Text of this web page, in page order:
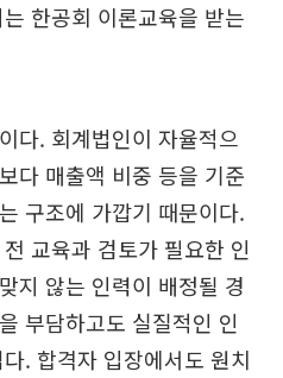
한공회 이론교육을 받는
다. 회계법인이 자율적으
다 매출액 비중 등을 기준
구조에 가깝기 때문이다.
교육과 검토가 필요한 인
지 않는 인력이 배정될 경
부담하고도 실질적인 인
. 합격자 입장에서도 원치